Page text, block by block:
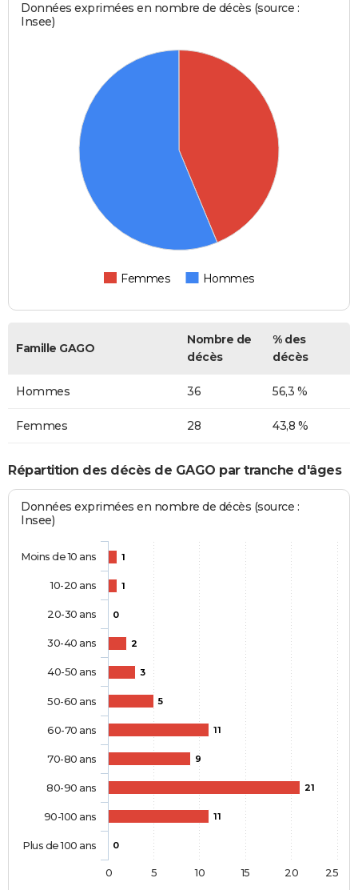
Données exprimées en nombre de décès (source :
Insee)
Femmes Hommes
Famille GAGO
Nombre de
décès
% des
décès
Hommes 36 56,3 %
Femmes 28 43,8 %
Répartition des décès de GAGO par tranche d'âges
Données exprimées en nombre de décès (source :
Insee)
1
1
0
2
3
5
11
9
21
11
0
Moins de 10 ans
10-20 ans
20-30 ans
30-40 ans
40-50 ans
50-60 ans
60-70 ans
70-80 ans
80-90 ans
90-100 ans
Plus de 100 ans
0 5 10 15 20 25